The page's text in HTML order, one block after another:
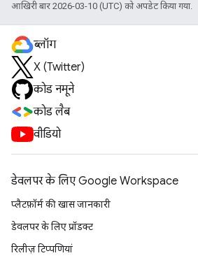
आखिरी बार 2026-03-10 (UTC) को अपडेट किया गया.
ब्लॉग
X (Twitter)
कोड नमूने
कोड लैब
वीडियो
डेवलपर के लिए Google Workspace
प्लैटफ़ॉर्म की खास जानकारी
डेवलपर के लिए प्रॉडक्ट
रिलीज़ टिप्पणियां